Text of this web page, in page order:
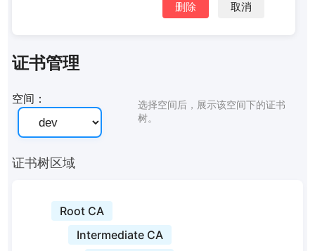
删除 取消
证书管理
空间：
选择空间后，展示该空间下的证书
树。
证书树区域
Root CA
Intermediate CA